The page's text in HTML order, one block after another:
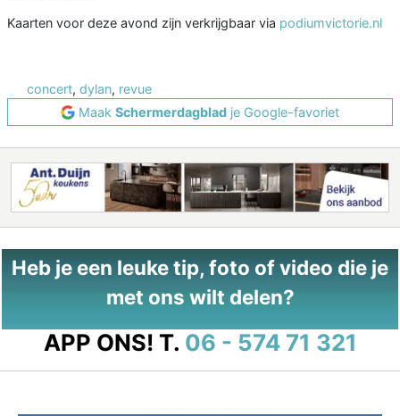
Kaarten voor deze avond zijn verkrijgbaar via podiumvictorie.nl
concert, dylan, revue
Maak Schermerdagblad je Google-favoriet
Heb je een leuke tip, foto of video die je
met ons wilt delen?
APP ONS! T. 06 - 574 71 321